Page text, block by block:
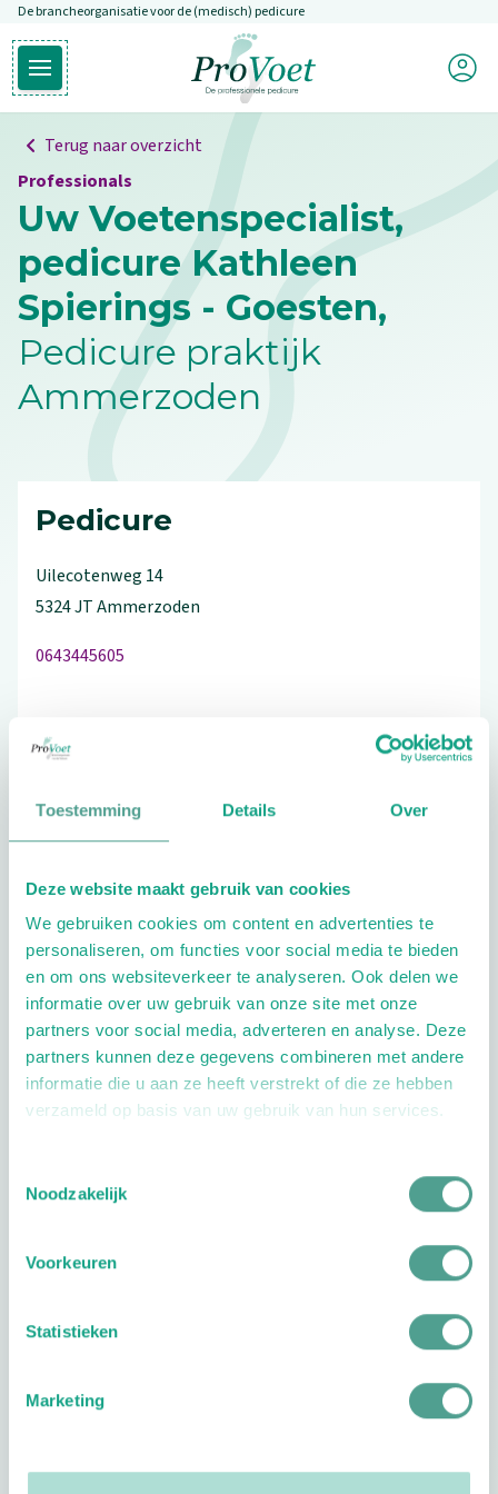
Toestemming Details Over
Deze website maakt gebruik van cookies
We gebruiken cookies om content en advertenties te
personaliseren, om functies voor social media te bieden
en om ons websiteverkeer te analyseren. Ook delen we
informatie over uw gebruik van onze site met onze
partners voor social media, adverteren en analyse. Deze
partners kunnen deze gegevens combineren met andere
informatie die u aan ze heeft verstrekt of die ze hebben
verzameld op basis van uw gebruik van hun services.
Noodzakelijk
Voorkeuren
Statistieken
Marketing
Overslaan en naar de inhoud gaan
De brancheorganisatie voor de (medisch) pedicure
Open hoofdmenu
Ga naar de homepagina
Mijn
Terug naar overzicht
Professionals
Uw Voetenspecialist,
pedicure Kathleen
Spierings - Goesten,
Pedicure praktijk
Ammerzoden
Pedicure
Uilecotenweg 14
5324 JTAmmerzoden
0643445605
Schrijf ook een review
Aandachtsgebieden
Diabetes Reuma
Wellness
Geriatrie
Kinderen
Extra opties
Openingstijden